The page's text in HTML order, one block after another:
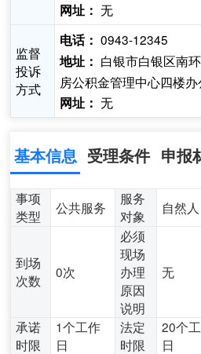
网址： 无
监督
投诉
方式
电话： 0943-12345
地址： 白银市白银区南
房公积金管理中心四楼办
网址： 无
基本信息 受理条件 申报
事项
类型
公共服务
服务
对象
自然人
到场
次数
0次
必须
现场
办理
原因
说明
无
承诺
时限
1个工作
日
法定
时限
20个
日